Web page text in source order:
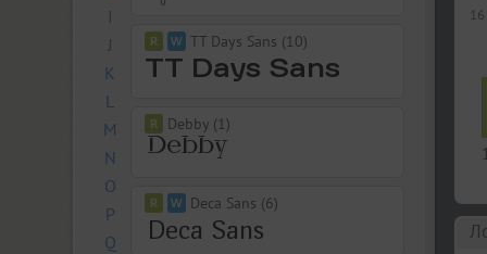
I
J
K
L
M
N
O
P
Q
TT Days Sans (10)
Debby (1)
Deca Sans (6)